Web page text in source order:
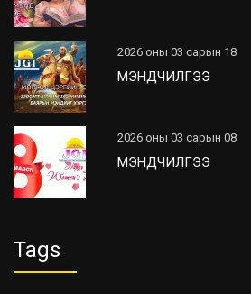
2026 оны 03 сарын 18
МЭНДЧИЛГЭЭ
2026 оны 03 сарын 08
МЭНДЧИЛГЭЭ
Tags